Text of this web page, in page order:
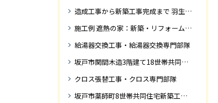
造成工事から新築工事完成まで 羽生市Ｓ様邸新築工事・
施工例 遮熱の家：新築・リフォーム ドローンにて空撮
給湯器交換工事・給湯器交換専門部隊
坂戸市関間木造3階建て18世帯共同住宅の完成迄紹介
クロス張替工事・クロス専門部隊
坂戸市薬師町8世帯共同住宅新築工事完成迄の紹介です